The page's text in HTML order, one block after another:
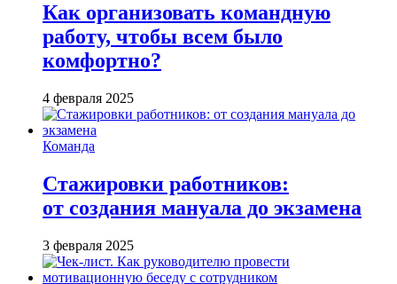
Как организовать командную
работу, чтобы всем было
комфортно?
4 февраля 2025
Команда
Стажировки работников:
от создания мануала до экзамена
3 февраля 2025